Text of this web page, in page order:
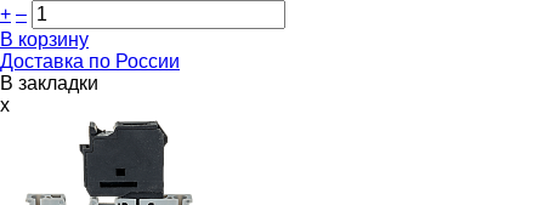
+ –
В корзину
Доставка по России
В закладки
x